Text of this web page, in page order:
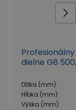
dielne G8
Dĺžka (mm):
Hĺbka (mm):
Výška (mm):